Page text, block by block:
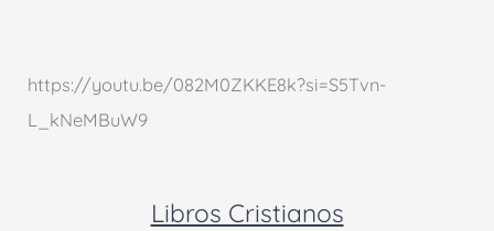
https://youtu.be/082M0ZKKE8k?si=S5Tvn-
L_kNeMBuW9
Libros Cristianos